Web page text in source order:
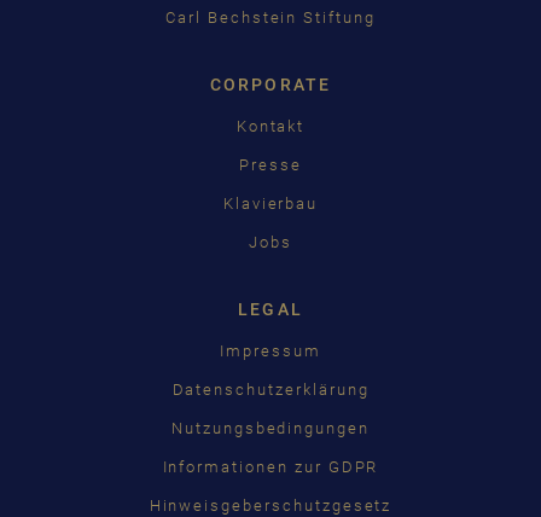
Carl Bechstein Stiftung
CORPORATE
Kontakt
Presse
Klavierbau
Jobs
LEGAL
Impressum
Datenschutzerklärung
Nutzungsbedingungen
Informationen zur GDPR
Hinweisgeberschutzgesetz